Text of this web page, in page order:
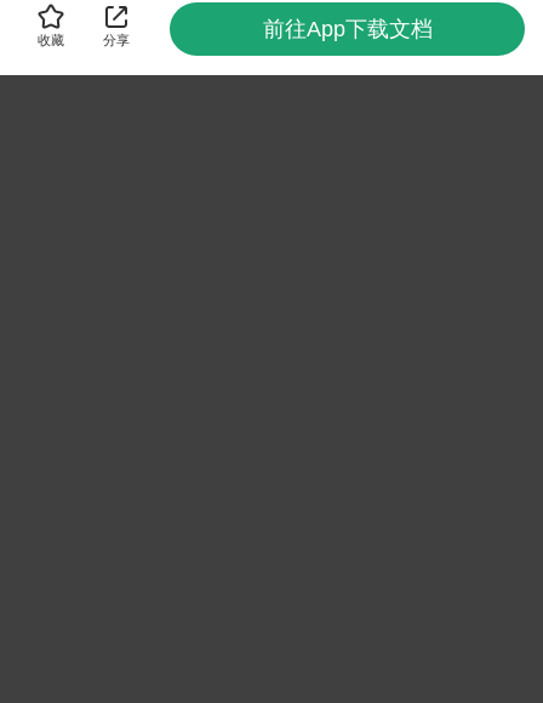
收藏 分享 前往App下载文档